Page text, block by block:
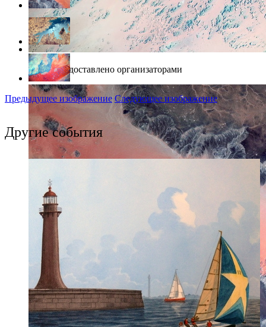
Фото: предоставлено организаторами
Предыдущее изображение Следующее изображение
Другие события